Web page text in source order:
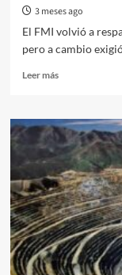
3 meses ago
El FMI volvió a
pero a cambio
Leer másRead
Las
exigencias
del
FMI
y
el
ajuste
permanente
de
Milei